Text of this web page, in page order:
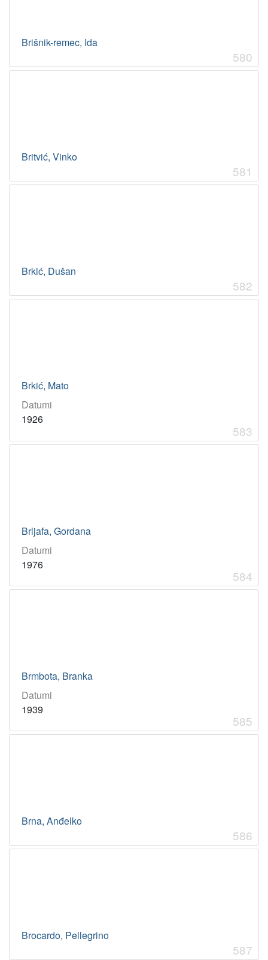
Brišnik-remec, Ida
580
Britvić, Vinko
581
Brkić, Dušan
582
Brkić, Mato
Datumi
1926
583
Brljafa, Gordana
Datumi
1976
584
Brmbota, Branka
Datumi
1939
585
Brna, Anđelko
586
Brocardo, Pellegrino
587